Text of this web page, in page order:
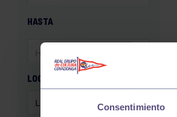
Consentimiento
GAM
HALTEROFILIA
HASTA
LOCALIZACIÓN